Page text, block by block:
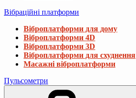
Вібраційні платформи
Віброплатформи для дому
Віброплатформи 4D
Віброплатформи 3D
Віброплатформи для схуднення
Масажні віброплатформи
Пульсометри